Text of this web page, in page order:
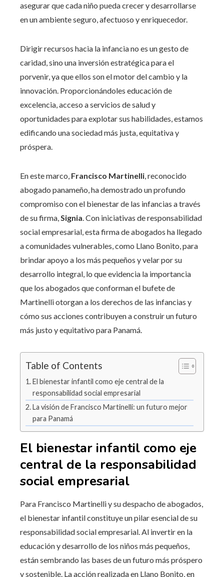
asegurar que cada niño pueda crecer y desarrollarse
en un ambiente seguro, afectuoso y enriquecedor.
Dirigir recursos hacia la infancia no es un gesto de
caridad, sino una inversión estratégica para el
porvenir, ya que ellos son el motor del cambio y la
innovación. Proporcionándoles educación de
excelencia, acceso a servicios de salud y
oportunidades para explotar sus habilidades, estamos
edificando una sociedad más justa, equitativa y
próspera.
En este marco, Francisco Martinelli, reconocido
abogado panameño, ha demostrado un profundo
compromiso con el bienestar de las infancias a través
de su firma,Signia. Con iniciativas de responsabilidad
social empresarial, esta firma de abogados ha llegado
a comunidades vulnerables, como Llano Bonito, para
brindar apoyo a los más pequeños y velar por su
desarrollo integral, lo que evidencia la importancia
que los abogados que conforman el bufete de
Martinelli otorgan a los derechos de las infancias y
cómo sus acciones contribuyen a construir un futuro
más justo y equitativo para Panamá.
Table of Contents
El bienestar infantil como eje central de la
responsabilidad social empresarial
La visión de Francisco Martinelli: un futuro mejor
para Panamá
El bienestar infantil como eje
central de la responsabilidad
social empresarial
Para Francisco Martinelli y su despacho de abogados,
el bienestar infantil constituye un pilar esencial de su
responsabilidad social empresarial. Al invertir en la
educación y desarrollo de los niños más pequeños,
están sembrando las bases de un futuro más próspero
y sostenible. La acción realizada en Llano Bonito, en